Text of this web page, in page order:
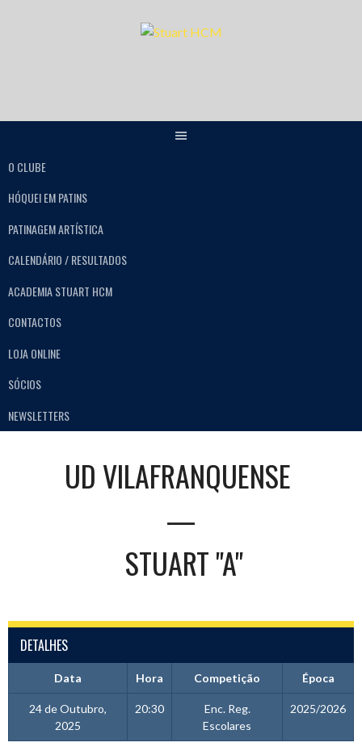
O CLUBE
HÓQUEI EM PATINS
PATINAGEM ARTÍSTICA
CALENDÁRIO / RESULTADOS
ACADEMIA STUART HCM
CONTACTOS
LOJA ONLINE
SÓCIOS
NEWSLETTERS
UD VILAFRANQUENSE
—
STUART "A"
DETALHES
Data Hora Competição Época
24 de Outubro,
2025
20:30
Enc. Reg.
Escolares
2025/2026